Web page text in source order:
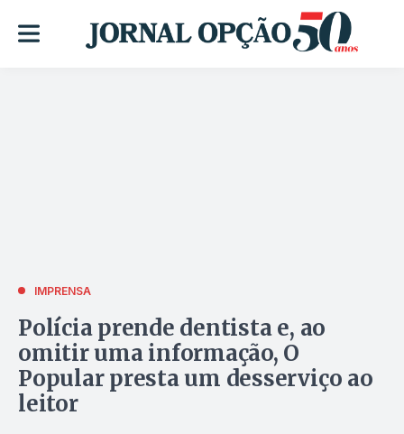
IMPRENSA
Polícia prende dentista e, ao
omitir uma informação, O
Popular presta um desserviço ao
leitor